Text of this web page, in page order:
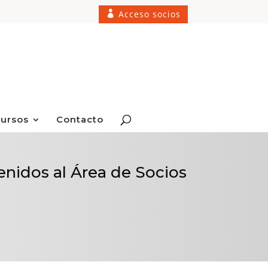
Acceso socios
Contacto
al Área de Socios